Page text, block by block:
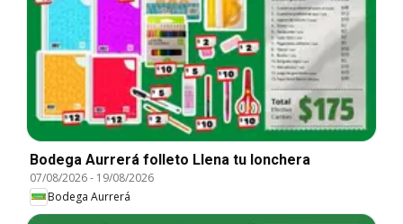
Bodega Aurrerá folleto Llena tu lonchera
07/08/2026- 19/08/2026
Bodega Aurrerá